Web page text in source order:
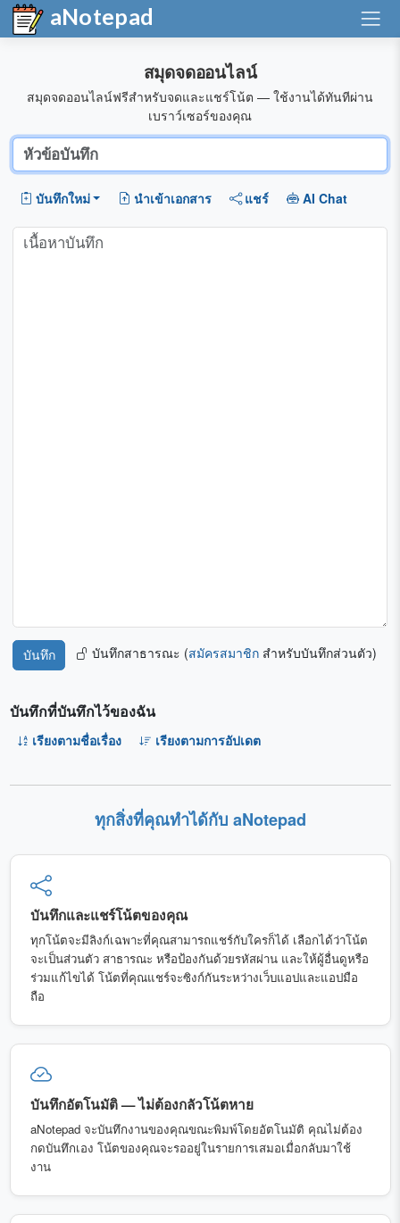
aNotepad
สมุดจดออนไลน์
สมุดจดออนไลน์ฟรีสำหรับจดและแชร์โน้ต — ใช้งานได้ทันทีผ่าน
เบราว์เซอร์ของคุณ
บันทึกใหม่ นำเข้าเอกสาร แชร์ AI Chat
บันทึกสาธารณะ (สมัครสมาชิกสำหรับบันทึกส่วนตัว)
บันทึกที่บันทึกไว้ของฉัน
เรียงตามชื่อเรื่อง เรียงตามการอัปเดต
ทุกสิ่งที่คุณทำได้กับ aNotepad
บันทึกและแชร์โน้ตของคุณ
ทุกโน้ตจะมีลิงก์เฉพาะที่คุณสามารถแชร์กับใครก็ได้ เลือกได้ว่าโน้ต
จะเป็นส่วนตัว สาธารณะ หรือป้องกันด้วยรหัสผ่าน และให้ผู้อื่นดูหรือ
ร่วมแก้ไขได้ โน้ตที่คุณแชร์จะซิงก์กันระหว่างเว็บแอปและแอปมือ
ถือ
บันทึกอัตโนมัติ — ไม่ต้องกลัวโน้ตหาย
aNotepad จะบันทึกงานของคุณขณะพิมพ์โดยอัตโนมัติ คุณไม่ต้อง
กดบันทึกเอง โน้ตของคุณจะรออยู่ในรายการเสมอเมื่อกลับมาใช้
งาน